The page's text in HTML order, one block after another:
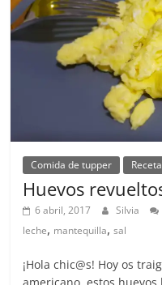
Comida de tupper
Huevos
6 abril, 2017 Silvia
leche, mantequilla,sal
¡Hola chic@s! Hoy os